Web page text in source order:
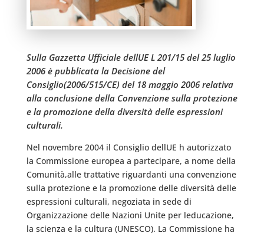
Sulla Gazzetta Ufficiale dellUE L 201/15 del 25 luglio
2006 è pubblicata la Decisione del
Consiglio(2006/515/CE) del 18 maggio 2006 relativa
alla conclusione della Convenzione sulla protezione
e la promozione della diversità delle espressioni
culturali.
Nel novembre 2004 il Consiglio dellUE h autorizzato
la Commissione europea a partecipare, a nome della
Comunità,alle trattative riguardanti una convenzione
sulla protezione e la promozione delle diversità delle
espressioni culturali, negoziata in sede di
Organizzazione delle Nazioni Unite per leducazione,
la scienza e la cultura (UNESCO). La Commissione ha